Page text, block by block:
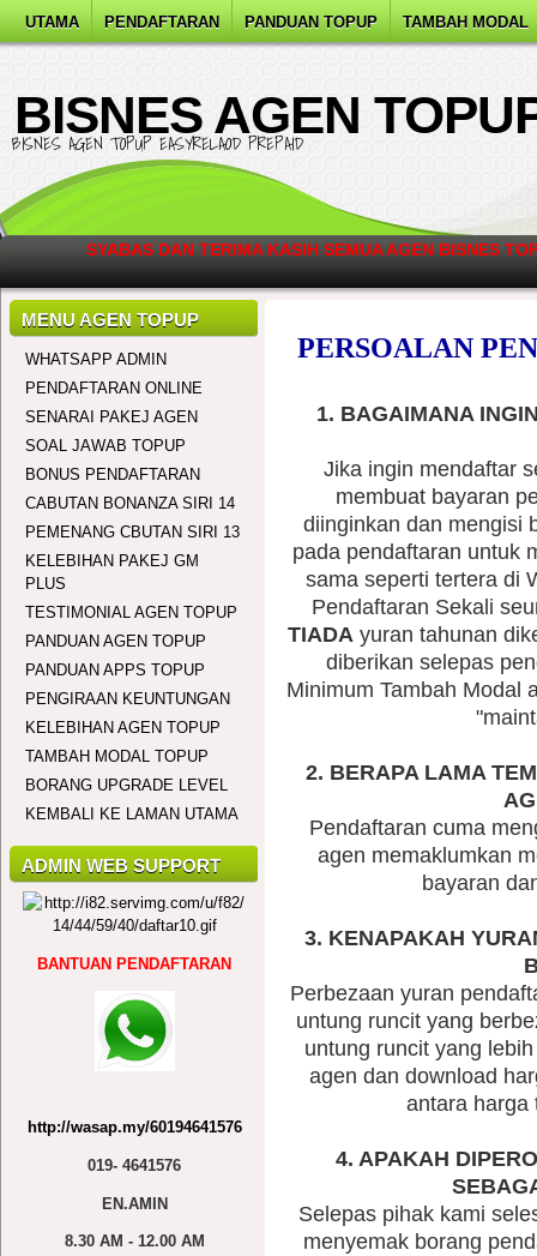
UTAMA PENDAFTARAN PANDUAN TOPUP TAMBAH MODAL
BISNES AGEN
BISNES AGEN TOPUP EASYRELAOD PREPAID
SYABAS DAN TERIMA KASIH SEMUA AGEN BISNES
MENU AGEN TOPUP
WHATSAPP ADMIN
PENDAFTARAN ONLINE
SENARAI PAKEJ AGEN
SOAL JAWAB TOPUP
BONUS PENDAFTARAN
CABUTAN BONANZA SIRI 14
PEMENANG CBUTAN SIRI 13
KELEBIHAN PAKEJ GM
PLUS
TESTIMONIAL AGEN TOPUP
PANDUAN AGEN TOPUP
PANDUAN APPS TOPUP
PENGIRAAN KEUNTUNGAN
KELEBIHAN AGEN TOPUP
TAMBAH MODAL TOPUP
BORANG UPGRADE LEVEL
KEMBALI KE LAMAN UTAMA
ADMIN WEB SUPPORT
BANTUAN PENDAFTARAN
http://wasap.my/60194641576
019- 4641576
EN.AMIN
8.30 AM - 12.00 AM
PERSOALAN
1. BAGAIMANA
Jika ingin mendaftar
membuat bayaran
diinginkan dan mengisi
pada pendaftaran untuk
sama seperti tertera di
Pendaftaran Sekali
TIADA yuran tahunan
diberikan selepas
Minimum Tambah Modal
2. BERAPA LAMA
Pendaftaran cuma
agen memaklumkan
bayaran
3. KENAPAKAH
Perbezaan yuran
untung runcit yang
untung runcit yang
agen dan download
antara harga
4. APAKAH
Selepas pihak kami
menyemak borang